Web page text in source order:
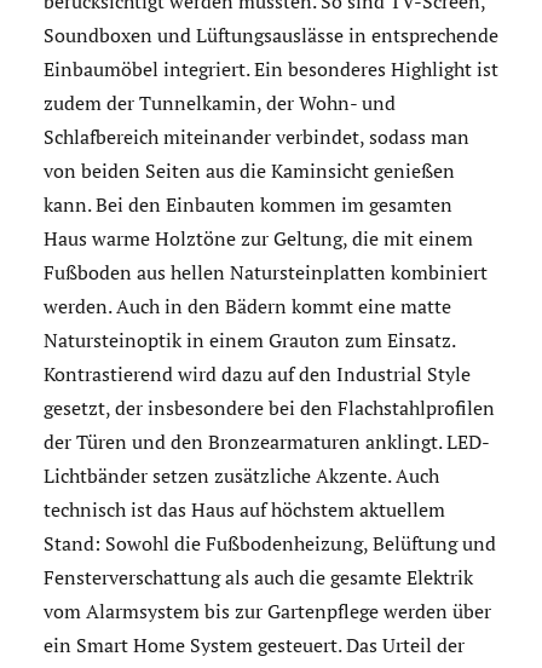
Soundboxen und Lüftungsauslässe in entsprechende
Einbaumöbel integriert. Ein besonderes Highlight ist
zudem der Tunnelkamin, der Wohn- und
Schlafbereich miteinander verbindet, sodass man
von beiden Seiten aus die Kaminsicht genießen
kann. Bei den Einbauten kommen im gesamten
Haus warme Holztöne zur Geltung, die mit einem
Fußboden aus hellen Natursteinplatten kombiniert
werden. Auch in den Bädern kommt eine matte
Natursteinoptik in einem Grauton zum Einsatz.
Kontrastierend wird dazu auf den Industrial Style
gesetzt, der insbesondere bei den Flachstahlprofilen
der Türen und den Bronzearmaturen anklingt. LED-
Lichtbänder setzen zusätzliche Akzente. Auch
technisch ist das Haus auf höchstem aktuellem
Stand: Sowohl die Fußbodenheizung, Belüftung und
Fensterverschattung als auch die gesamte Elektrik
vom Alarmsystem bis zur Gartenpflege werden über
ein Smart Home System gesteuert. Das Urteil der